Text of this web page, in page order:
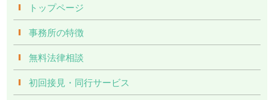
トップページ
事務所の特徴
無料法律相談
初回接見・同行サービス